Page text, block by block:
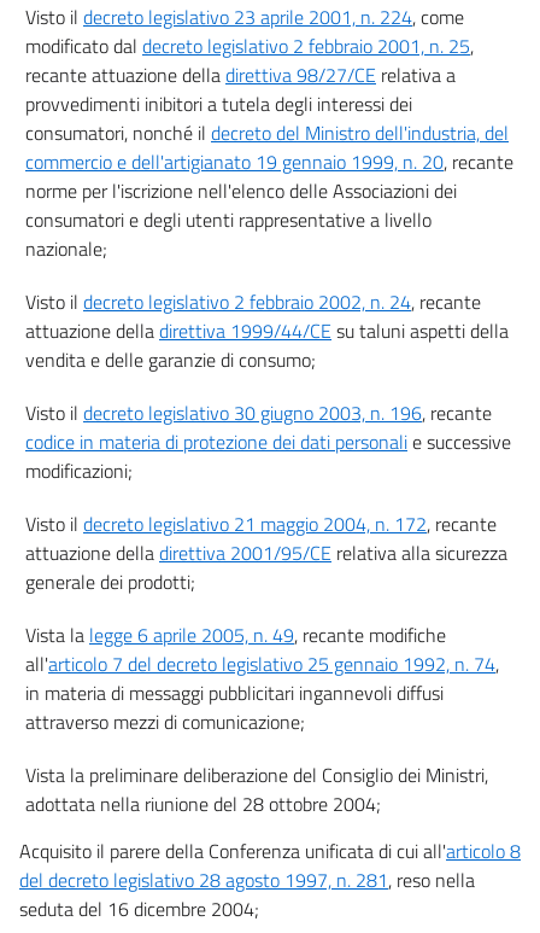
53
54
54 bis
55
56
57
58
59
((Sezione II-bis))
((COMMERCIALIZZAZIONE
DI SERVIZI FINANZIARI AI CONSUMATORI))
(non ancora vigente alla data selezionata)
59 bis
59 ter
59 quater
59 quinquies
59 sexies
59 septies
59 octies
59 novies
59 undecies
59 terdecies
Sezione III
Visto il decreto legislativo 23 aprile 2001, n. 224, come
modificato dal decreto legislativo 2 febbraio 2001, n. 25,
recante attuazione delladirettiva 98/27/CE relativa a
provvedimenti inibitori a tutela degli interessi dei
consumatori, nonché il decreto del Ministro dell'industria, del
commercio e dell'artigianato 19 gennaio 1999, n. 20, recante
norme per l'iscrizione nell'elenco delle Associazioni dei
consumatori e degli utenti rappresentative a livello
nazionale;
Visto il decreto legislativo 2 febbraio 2002, n. 24, recante
attuazione delladirettiva 1999/44/CE su taluni aspetti della
vendita e delle garanzie di consumo;
Visto il decreto legislativo 30 giugno 2003, n. 196, recante
codice in materia di protezione dei dati personalie successive
modificazioni;
Visto il decreto legislativo 21 maggio 2004, n. 172, recante
attuazione delladirettiva 2001/95/CE relativa alla sicurezza
generale dei prodotti;
Vista la legge 6 aprile 2005, n. 49, recante modifiche
all'articolo 7 del decreto legislativo 25 gennaio 1992, n. 74,
in materia di messaggi pubblicitari ingannevoli diffusi
attraverso mezzi di comunicazione;
Vista la preliminare deliberazione del Consiglio dei Ministri,
adottata nella riunione del 28 ottobre 2004;
Acquisito il parere della Conferenza unificata di cui all'articolo 8
del decreto legislativo 28 agosto 1997, n. 281, reso nella
seduta del 16 dicembre 2004;